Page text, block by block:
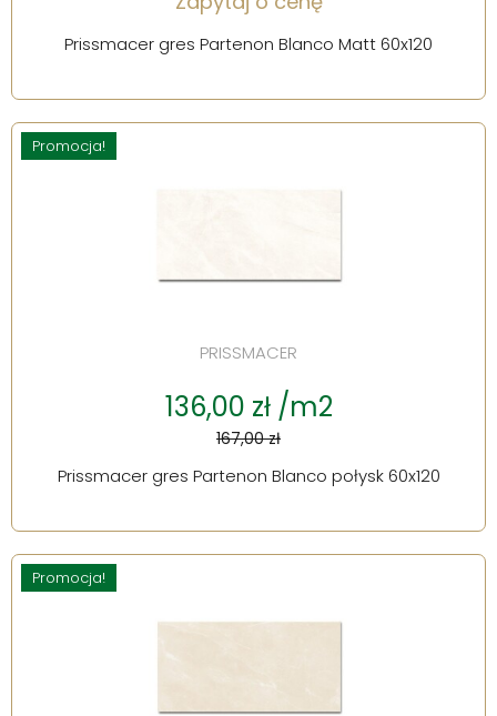
Prissmacer gres Partenon Blanco Matt 60x120
Promocja!
PRISSMACER
136,00 zł /m2
167,00 zł
Prissmacer gres Partenon Blanco połysk 60x120
Promocja!